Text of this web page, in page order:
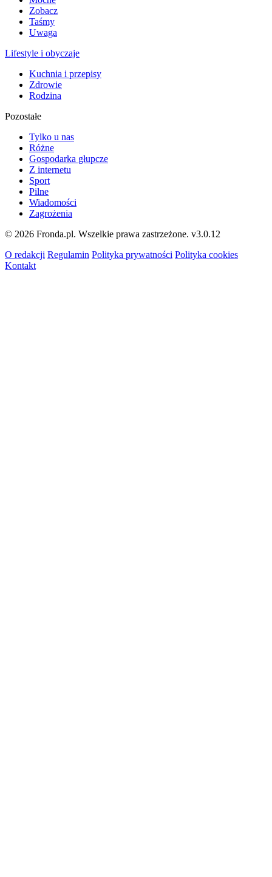
Zobacz
Taśmy
Uwaga
Lifestyle i obyczaje
Kuchnia i przepisy
Zdrowie
Rodzina
Pozostałe
Tylko u nas
Różne
Gospodarka głupcze
Z internetu
Sport
Pilne
Wiadomości
Zagrożenia
© 2026 Fronda.pl. Wszelkie prawa zastrzeżone. v3.0.12
O redakcji Regulamin Polityka prywatności Polityka cookies
Kontakt